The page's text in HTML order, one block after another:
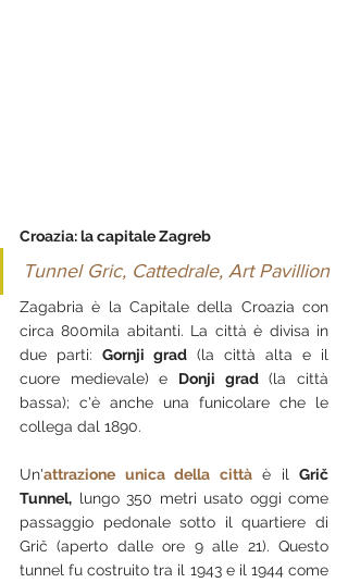
Croazia: la capitale Zagreb
Tunnel Gric, Cattedrale, Art Pavillion
Zagabria è la Capitale della Croazia con
circa 800mila abitanti. La città è divisa in
due parti: Gornji grad (la città alta e il
cuore medievale) e Donji grad (la città
bassa); c'è anche una funicolare che le
collega dal 1890.
Un'attrazione unica della città è il Grič
Tunnel, lungo 350 metri usato oggi come
passaggio pedonale sotto il quartiere di
Grič (aperto dalle ore 9 alle 21). Questo
tunnel fu costruito tra il 1943 e il 1944 come